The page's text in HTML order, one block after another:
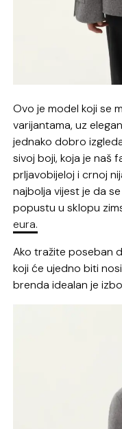
Ovo je model koji se
varijantama, uz
jednako dobro
sivoj boji, koja je naš
prljavobijeloj i crnoj
najbolja vijest je da
popustu u sklopu
eura.
Ako tražite poseban
koji će ujedno biti
brenda idealan je